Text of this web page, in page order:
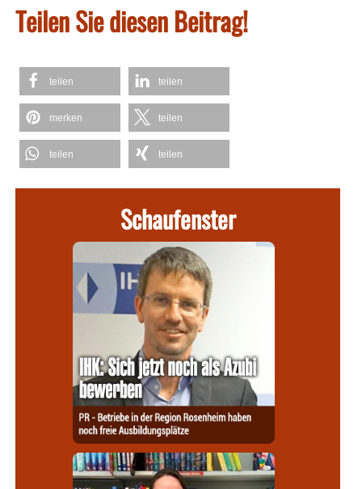
Teilen Sie diesen Beitrag!
teilen teilen
merken teilen
teilen teilen
Schaufenster